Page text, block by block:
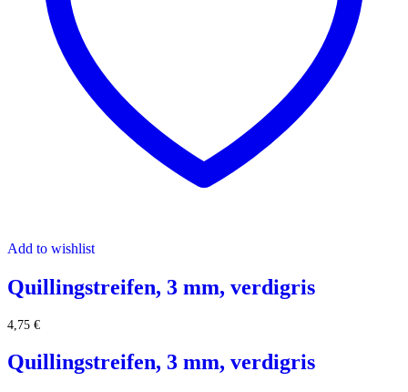
Add to wishlist
Quillingstreifen, 3 mm, verdigris
4,75 €
Quillingstreifen, 3 mm, verdigris